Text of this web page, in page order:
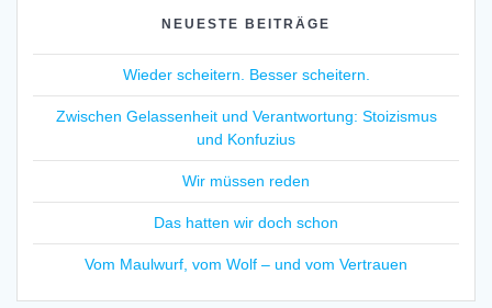
NEUESTE BEITRÄGE
Wieder scheitern. Besser scheitern.
Zwischen Gelassenheit und Verantwortung: Stoizismus
und Konfuzius
Wir müssen reden
Das hatten wir doch schon
Vom Maulwurf, vom Wolf – und vom Vertrauen